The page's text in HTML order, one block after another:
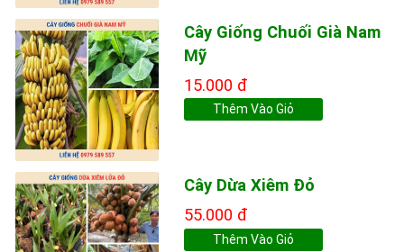
Cây Giống Chuối Già Nam
Mỹ
15.000 đ
Thêm Vào Giỏ
Cây Dừa Xiêm Đỏ
55.000 đ
Thêm Vào Giỏ